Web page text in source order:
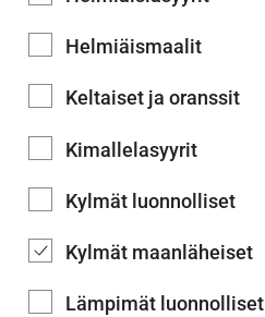
Helmiäismaalit
Keltaiset ja oranssit
Kimallelasyyrit
Kylmät luonnolliset
Kylmät maanläheiset
Lämpimät luonnolliset